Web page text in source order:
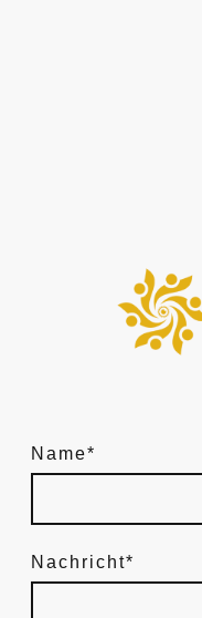
Name*
Nachricht*